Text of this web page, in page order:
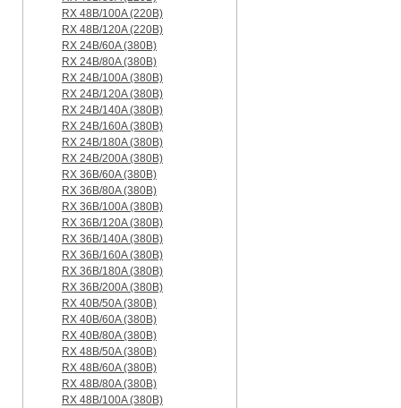
RX 48B/100A (220B)
RX 48B/120A (220B)
RX 24B/60A (380B)
RX 24B/80A (380B)
RX 24B/100A (380B)
RX 24B/120A (380B)
RX 24B/140A (380B)
RX 24B/160A (380B)
RX 24B/180A (380B)
RX 24B/200A (380B)
RX 36B/60A (380B)
RX 36B/80A (380B)
RX 36B/100A (380B)
RX 36B/120A (380B)
RX 36B/140A (380B)
RX 36B/160A (380B)
RX 36B/180A (380B)
RX 36B/200A (380B)
RX 40B/50A (380B)
RX 40B/60A (380B)
RX 40B/80A (380B)
RX 48B/50A (380B)
RX 48B/60A (380B)
RX 48B/80A (380B)
RX 48B/100A (380B)